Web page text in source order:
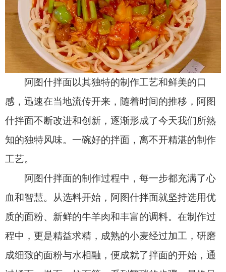
知的独特风味。一碗好的拌面，离不开精湛的制作
工艺。
阿图什拌面的制作过程中，每一步都充满了心
血和智慧。从选料开始，阿图什拌面就坚持选用优
质的面粉、新鲜的牛羊肉和丰富的调料。在制作过
成细致的面粉与水相融，便成就了拌面的开始，通
过揉面、擀面、拉面等一系列繁琐的步骤，最终呈
现出一根根筋道有弹性的面条。